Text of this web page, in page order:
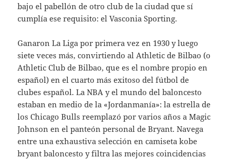
bajo el pabellón de otro club de la ciudad que sí
cumplía ese requisito: el Vasconia Sporting.
Ganaron La Liga por primera vez en 1930 y luego
siete veces más, convirtiendo al Athletic de Bilbao (o
Athletic Club de Bilbao, que es el nombre propio en
español) en el cuarto más exitoso del fútbol de
clubes español. La NBA y el mundo del baloncesto
estaban en medio de la «Jordanmanía»: la estrella de
los Chicago Bulls reemplazó por varios años a Magic
Johnson en el panteón personal de Bryant. Navega
entre una exhaustiva selección en camiseta kobe
bryant baloncesto y filtra las mejores coincidencias